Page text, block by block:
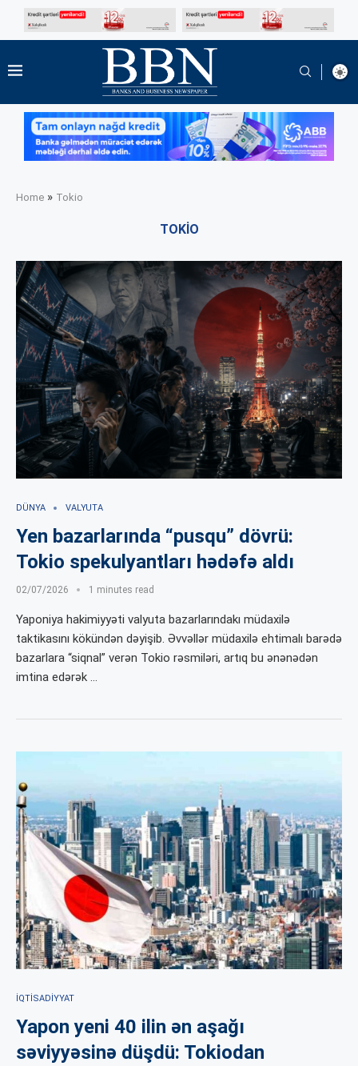
Home » Tokio
TOKIO
DÜNYA VALYUTA
Yen bazarlarında “pusqu” dövrü:
Tokio spekulyantları hədəfə aldı
02/07/2026 1 minutes read
Yaponiya hakimiyyəti valyuta bazarlarındakı müdaxilə
taktikasını kökündən dəyişib. Əvvəllər müdaxilə ehtimalı barədə
bazarlara “siqnal” verən Tokio rəsmiləri, artıq bu ənənədən
imtina edərək …
İQTISADIYYAT
Yapon yeni 40 ilin ən aşağı
səviyyəsinə düşdü: Tokiodan